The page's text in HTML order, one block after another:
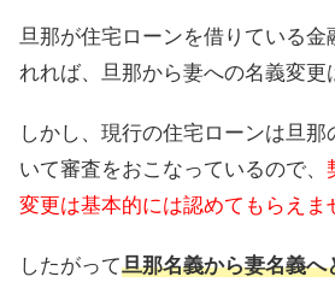
旦那が住宅ローンを借りている金
れれば、旦那から妻への名義変更
しかし、現行の住宅ローンは旦
いて審査をおこなっているので、
変更は基本的には認めてもらえま
したがって旦那名義から妻名義へ